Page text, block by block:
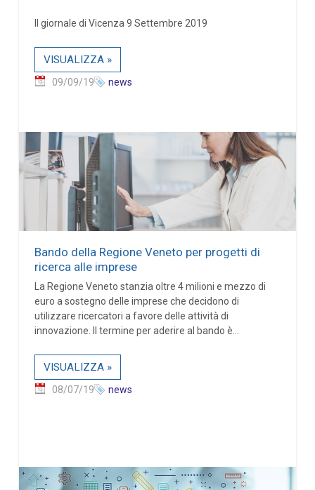
Il giornale di Vicenza 9 Settembre 2019
VISUALIZZA »
09/09/19 news
Bando della Regione Veneto per progetti di
ricerca alle imprese
La Regione Veneto stanzia oltre 4 milioni e mezzo di
euro a sostegno delle imprese che decidono di
utilizzare ricercatori a favore delle attività di
innovazione. Il termine per aderire al bando è...
VISUALIZZA »
08/07/19 news